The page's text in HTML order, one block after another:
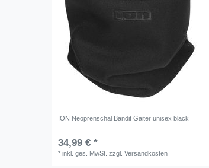
ION Neoprenschal Bandit Gaiter unisex black
34,99 € *
*inkl. ges. MwSt. zzgl.Versandkosten